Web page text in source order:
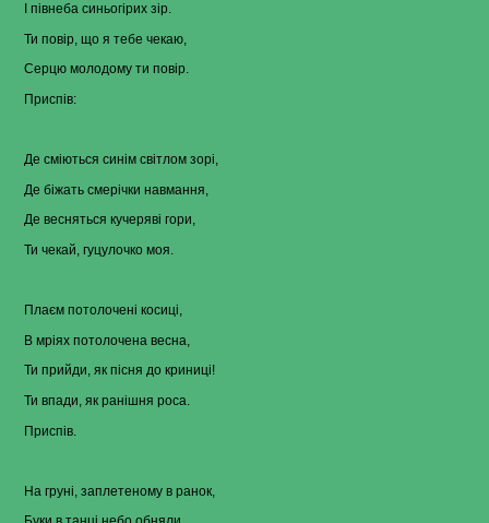
І півнеба синьогірих зір.
Ти повір, що я тебе чекаю,
Серцю молодому ти повір.
Приспів:
Де сміються синім світлом зорі,
Де біжать смерічки навмання,
Де весняться кучеряві гори,
Ти чекай, гуцулочко моя.
Плаєм потолочені косиці,
В мріях потолочена весна,
Ти прийди, як пісня до криниці!
Ти впади, як ранішня роса.
Приспів.
На груні, заплетеному в ранок,